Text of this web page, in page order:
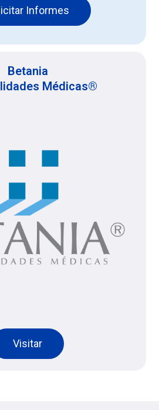
Informes
Betania
Médicas®
Visitar